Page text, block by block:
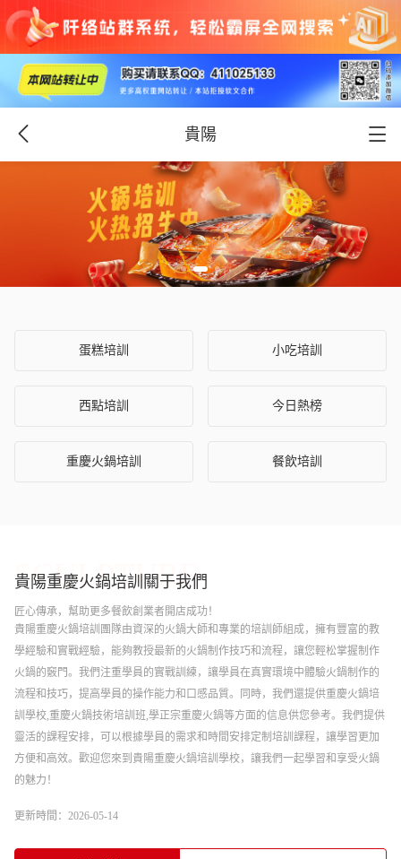
貴陽
蛋糕培訓 小吃培訓
西點培訓 今日熱榜
重慶火鍋培訓 餐飲培訓
貴陽重慶火鍋培訓 關于我們
SCULPTURE
匠心傳承，幫助更多餐飲創業者開店成功！
貴陽重慶火鍋培訓團隊由資深的火鍋大師和專業的培訓師組成，擁有豐富的教
學經驗和實戰經驗，能夠教授最新的火鍋制作技巧和流程，讓您輕松掌握制作
火鍋的竅門。我們注重學員的實戰訓練，讓學員在真實環境中體驗火鍋制作的
流程和技巧，提高學員的操作能力和口感品質。同時，我們還提供重慶火鍋培
訓學校,重慶火鍋技術培訓班,學正宗重慶火鍋等方面的信息供您參考。我們提供
靈活的課程安排，可以根據學員的需求和時間安排定制培訓課程，讓學習更加
方便和高效。歡迎您來到貴陽重慶火鍋培訓學校，讓我們一起學習和享受火鍋
的魅力！
更新時間：2026-05-14